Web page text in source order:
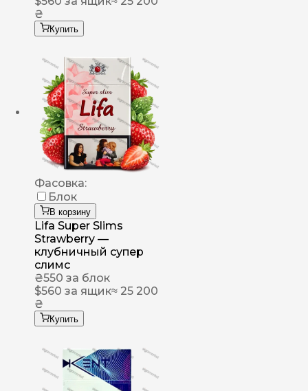
₴
Купить
Фасовка:
Блок
В корзину
Lifa Super Slims
Strawberry —
клубничный супер
слимс
₴550 за блок
$560 за ящик≈ 25 200
₴
Купить